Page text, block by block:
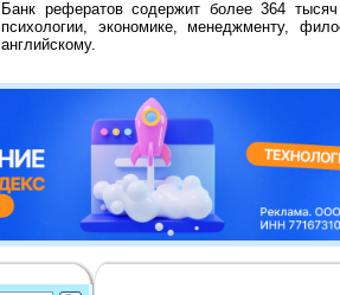
Банк рефератов содержит более 364
психологии, экономике, менеджменту,
английскому.